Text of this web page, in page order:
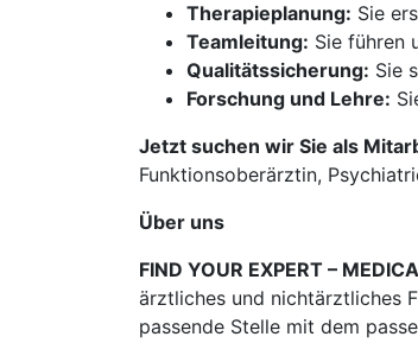
Therapieplanung: Sie
Teamleitung: Sie führen
Qualitätssicherung: Sie
Forschung und Lehre:
Jetzt suchen wir Sie als
Funktionsoberärztin,
Über uns
FIND YOUR EXPERT –
ärztliches und nichtärztliches
passende Stelle mit dem